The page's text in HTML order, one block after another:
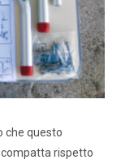
che questo
rispetto